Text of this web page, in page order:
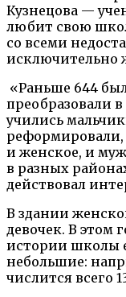
Кузнецова —
любит свою
со всеми
исключительно
«Раньше 644
преобразовали
учились
реформировали,
и женское, и
в разных
действовал
В здании
девочек. В этом
истории школы
небольшие:
числится всего